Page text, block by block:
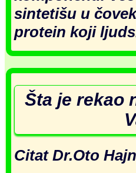
sintetišu u
protein koji
Šta je rekao
Citat Dr.Oto